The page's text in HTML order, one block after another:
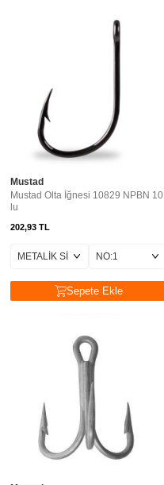
Mustad
Mustad Olta İğnesi 10829 NPBN 10
lu
202,93 TL
Sepete Ekle